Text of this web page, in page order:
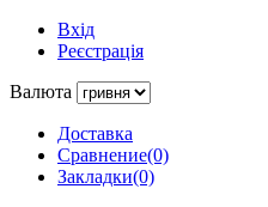
Вхід
Реєстрація
Валюта
Доставка
Сравнение(0)
Закладки(0)